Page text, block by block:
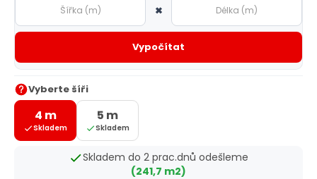
×
Vypočítat
Vyberte šíři
4 m
Skladem
5 m
Skladem
Skladem do 2 prac.dnů odešleme
(241,7 m2)